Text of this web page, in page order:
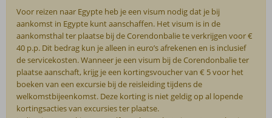
Voor reizen naar Egypte heb je een visum nodig dat je bij
aankomst in Egypte kunt aanschaffen. Het visum is in de
aankomsthal ter plaatse bij de Corendonbalie te verkrijgen voor €
40 p.p. Dit bedrag kun je alleen in euro’s afrekenen en is inclusief
de servicekosten. Wanneer je een visum bij de Corendonbalie ter
plaatse aanschaft, krijg je een kortingsvoucher van € 5 voor het
boeken van een excursie bij de reisleiding tijdens de
welkomstbijeenkomst. Deze korting is niet geldig op al lopende
kortingsacties van excursies ter plaatse.